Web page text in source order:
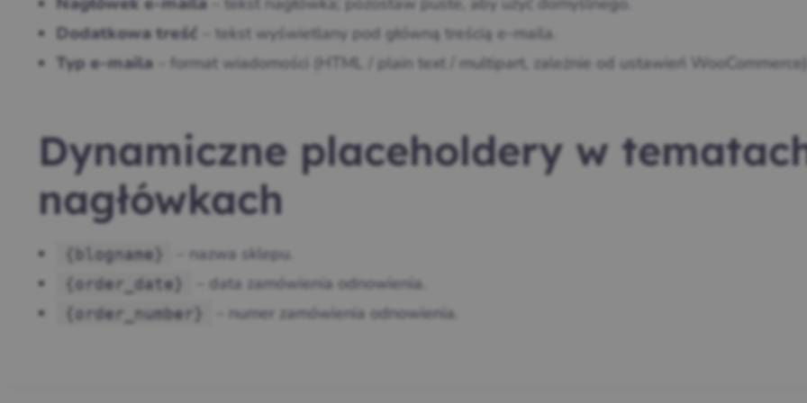
Nagłówek e‑maila
Dodatkowa treść – tekst wyświetlany pod główną treścią e‑maila.
Typ e‑maila– format wiadomości (HTML / plain text / multipart, zależnie od ustawień
Dynamiczne placeholdery w
nagłówkach
{blogname} – nazwa sklepu.
{order_date} – data zamówienia odnowienia.
{order_number} – numer zamówienia odnowienia.